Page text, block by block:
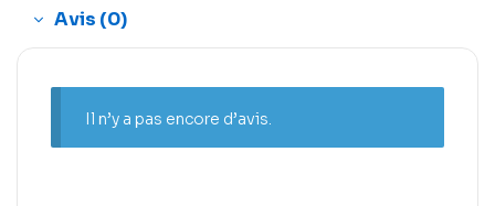
Avis (0)
Il n’y a pas encore d’avis.